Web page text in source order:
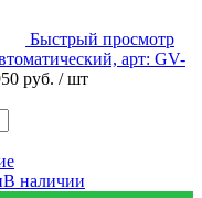
Быстрый просмотр
арт: GV-
руб. / шт
В наличии